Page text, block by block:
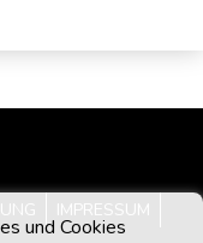
und Cookies
IMPRESSUM